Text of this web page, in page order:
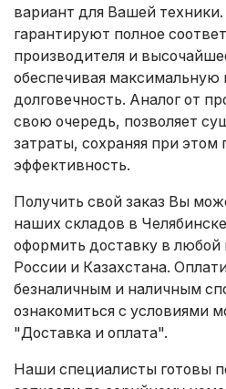
вариант для Вашей
гарантируют полное
производителя и
обеспечивая максимальную
долговечность. Аналог от
свою очередь, позволяет
затраты, сохраняя при этом
эффективность.
Получить свой заказ Вы
наших складов в
оформить доставку в любой
России и Казахстана.
безналичным и наличным
ознакомиться с условиями
"Доставка и оплата".
Наши специалисты готовы